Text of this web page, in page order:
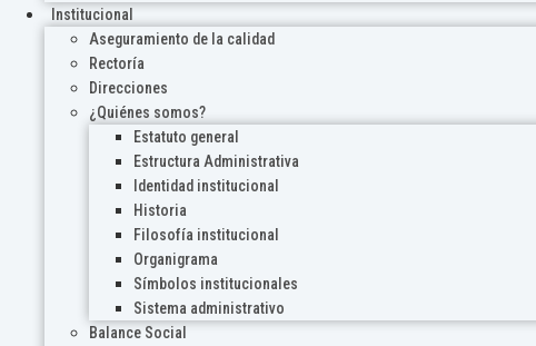
Institucional
Aseguramiento de la calidad
Rectoría
Direcciones
¿Quiénes somos?
Estatuto general
Estructura Administrativa
Identidad institucional
Historia
Filosofía institucional
Organigrama
Símbolos institucionales
Sistema administrativo
Balance Social